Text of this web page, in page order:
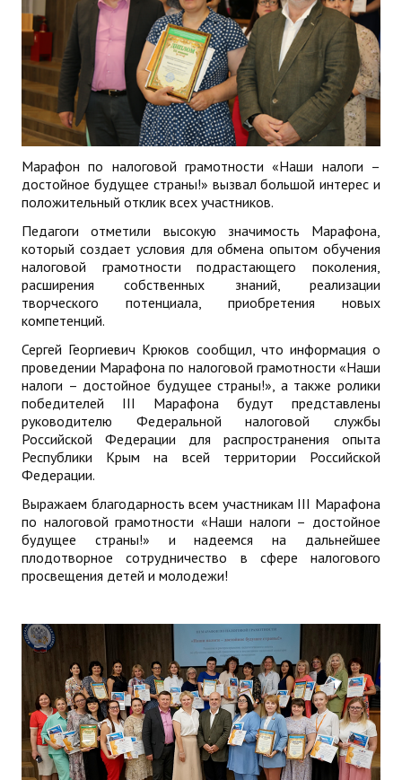
Марафон по налоговой грамотности «Наши налоги –
достойное будущее страны!» вызвал большой интерес и
положительный отклик всех участников.
Педагоги отметили высокую значимость Марафона,
который создает условия для обмена опытом обучения
налоговой грамотности подрастающего поколения,
расширения собственных знаний, реализации
творческого потенциала, приобретения новых
компетенций.
Сергей Георгиевич Крюков сообщил, что информация о
проведении Марафона по налоговой грамотности «Наши
налоги – достойное будущее страны!», а также ролики
победителей III Марафона будут представлены
руководителю Федеральной налоговой службы
Российской Федерации для распространения опыта
Республики Крым на всей территории Российской
Федерации.
Выражаем благодарность всем участникам III Марафона
по налоговой грамотности «Наши налоги – достойное
будущее страны!» и надеемся на дальнейшее
плодотворное сотрудничество в сфере налогового
просвещения детей и молодежи!